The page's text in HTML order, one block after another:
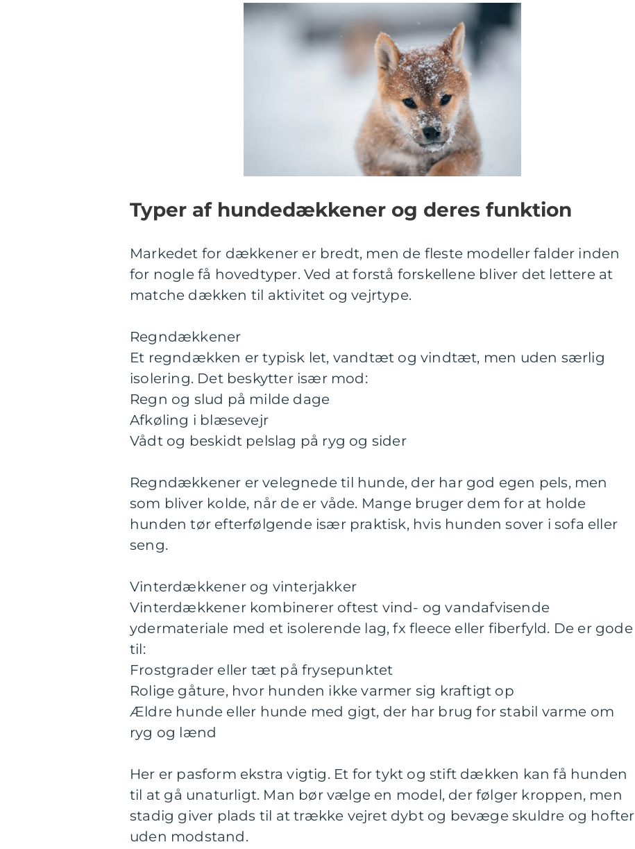
Typer af hundedækkener og deres funktion
Markedet for dækkener er bredt, men de fleste modeller falder inden
for nogle få hovedtyper. Ved at forstå forskellene bliver det lettere at
matche dækken til aktivitet og vejrtype.
Regndækkener
Et regndækken er typisk let, vandtæt og vindtæt, men uden særlig
isolering. Det beskytter især mod:
Regn og slud på milde dage
Afkøling i blæsevejr
Vådt og beskidt pelslag på ryg og sider
Regndækkener er velegnede til hunde, der har god egen pels, men
som bliver kolde, når de er våde. Mange bruger dem for at holde
hunden tør efterfølgende især praktisk, hvis hunden sover i sofa eller
seng.
Vinterdækkener og vinterjakker
Vinterdækkener kombinerer oftest vind- og vandafvisende
ydermateriale med et isolerende lag, fx fleece eller fiberfyld. De er gode
til:
Frostgrader eller tæt på frysepunktet
Rolige gåture, hvor hunden ikke varmer sig kraftigt op
Ældre hunde eller hunde med gigt, der har brug for stabil varme om
ryg og lænd
Her er pasform ekstra vigtig. Et for tykt og stift dækken kan få hunden
til at gå unaturligt. Man bør vælge en model, der følger kroppen, men
stadig giver plads til at trække vejret dybt og bevæge skuldre og hofter
uden modstand.